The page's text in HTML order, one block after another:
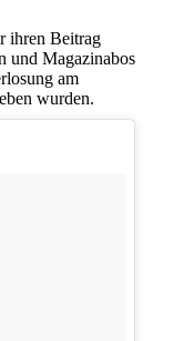
ihren Beitrag
und Magazinabos
am
wurden.